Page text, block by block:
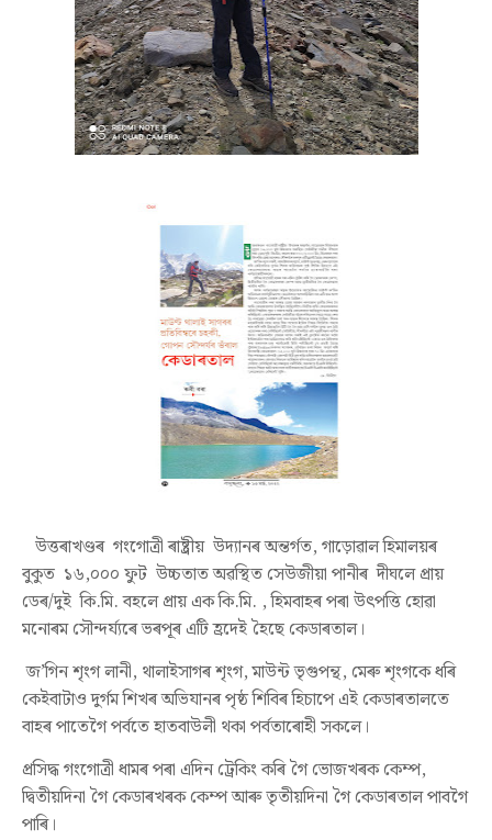
উত্তৰাখণ্ডৰ গংগোত্ৰী ৰাষ্ট্ৰীয় উদ্যানৰ অন্তৰ্গত, গাড়োৱালহিমালয়ৰ
বুকুত ১৬,০০০ ফুট উচ্চতাত অৱস্থিত সেউজীয়া পানীৰ দীঘলে প্ৰায়
ডেৰ/দুই কি.মি.বহলে প্ৰায় এক কি.মি. ,হিমবাহৰ পৰা উৎপত্তি হোৱা
মনোৰম সৌন্দৰ্য্যৰে ভৰপূৰ এটি হ্ৰদেই হৈছে কেডাৰতাল।
জ’গিন শৃংগ লানী, থালাইসাগৰ শৃংগ,মাউন্ট ভৃগুপন্থ, মেৰু শৃংগকে ধৰি
কেইবাটাও দুৰ্গম শিখৰ অভিযানৰ পৃষ্ঠ শিবিৰ হিচাপে এই কেডাৰতালতে
বাহৰ পাতেগৈ পৰ্বতে হাতবাউলী থকা পৰ্বতাৰোহী সকলে।
প্ৰসিদ্ধ গংগোত্ৰী ধামৰ পৰা এদিন ট্ৰেকিং কৰি গৈ ভোজখৰক কেম্প,
দ্বিতীয়দিনা গৈ কেডাৰখৰক কেম্প আৰু তৃতীয়দিনা গৈ কেডাৰতাল পাবগৈ
পাৰি।